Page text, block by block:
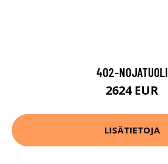
402-NOJATUOLI
2624 EUR
LISÄTIETOJA